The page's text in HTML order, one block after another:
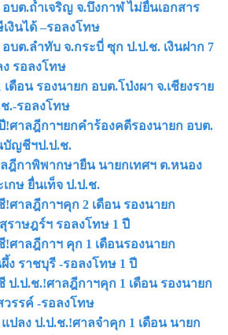
บต.ถ้ำเจริญ จ.บึงกาฬ ไม่ยื่นเอกสาร
งินได้ –รอลงโทษ
บต.ลำทับ จ.กระบี่ ซุก ป.ป.ช. เงินฝาก 7
รอลงโทษ
ดือน รองนายก อบต.โป่งผา จ.เชียงราย
.-รอลงโทษ
!ศาลฎีกาฯยกคำร้องคดีรองนายก อบต.
บัญชีฯป.ป.ช.
ฎีกาพิพากษายืน นายกเทศฯ ต.หนอง
กษ ยื่นเท็จ ป.ป.ช.
ศาลฎีกาฯคุก 2 เดือน รองนายก
ราษฎร์ฯ รอลงโทษ 1 ปี
ศาลฎีกาฯ คุก 1 เดือนรองนายก
ง ราชบุรี -รอลงโทษ 1 ปี
ป.ป.ช.!ศาลฎีกาฯคุก 1 เดือน รองนายก
รรค์ -รอลงโทษ
ปลง ป.ป.ช.!ศาลจำคุก 1 เดือน นายก